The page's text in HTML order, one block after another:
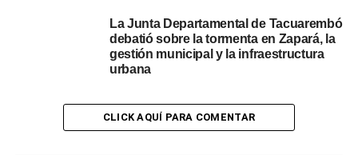
La Junta Departamental de Tacuarembó
debatió sobre la tormenta en Zapará, la
gestión municipal y la infraestructura
urbana
CLICK AQUÍ PARA COMENTAR